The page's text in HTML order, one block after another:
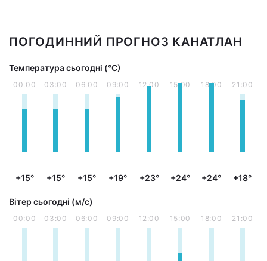
ПОГОДИННИЙ ПРОГНОЗ КАНАТЛАН
Температура сьогодні (°С)
00:00
+15°
03:00
+15°
06:00
+15°
09:00
+19°
12:00
+23°
15:00
+24°
18:00
+24°
21:00
+18°
Вітер сьогодні (м/с)
00:00 03:00 06:00 09:00 12:00 15:00 18:00 21:00